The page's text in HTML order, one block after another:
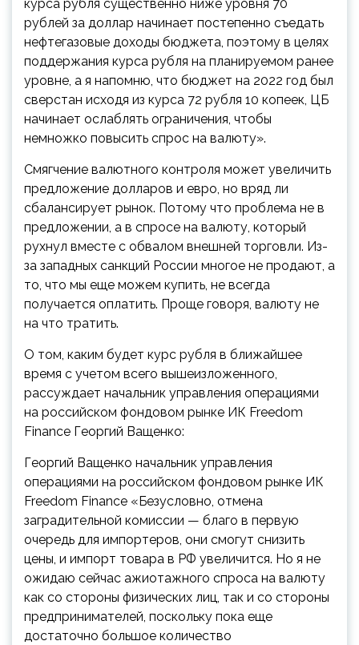
курса рубля существенно ниже уровня 70
рублей за доллар начинает постепенно съедать
нефтегазовые доходы бюджета, поэтому в целях
поддержания курса рубля на планируемом ранее
уровне, а я напомню, что бюджет на 2022 год был
сверстан исходя из курса 72 рубля 10 копеек, ЦБ
начинает ослаблять ограничения, чтобы
немножко повысить спрос на валюту».
Смягчение валютного контроля может увеличить
предложение долларов и евро, но вряд ли
сбалансирует рынок. Потому что проблема не в
предложении, а в спросе на валюту, который
рухнул вместе с обвалом внешней торговли. Из-
за западных санкций России многое не продают, а
то, что мы еще можем купить, не всегда
получается оплатить. Проще говоря, валюту не
на что тратить.
О том, каким будет курс рубля в ближайшее
время с учетом всего вышеизложенного,
рассуждает начальник управления операциями
на российском фондовом рынке ИК Freedom
Finance Георгий Ващенко:
Георгий Ващенко начальник управления
операциями на российском фондовом рынке ИК
Freedom Finance «Безусловно, отмена
заградительной комиссии — благо в первую
очередь для импортеров, они смогут снизить
цены, и импорт товара в РФ увеличится. Но я не
ожидаю сейчас ажиотажного спроса на валюту
как со стороны физических лиц, так и со стороны
предпринимателей, поскольку пока еще
достаточно большое количество